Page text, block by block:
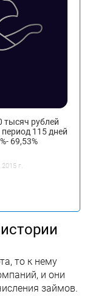
тысяч рублей
115 дней
69,53%
г.
то к нему
и они
займов.